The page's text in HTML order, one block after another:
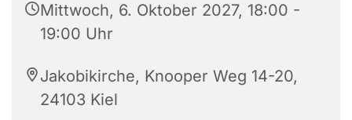
Mittwoch, 6. Oktober 2027, 18:00 -
19:00 Uhr
Jakobikirche, Knooper Weg 14-20,
24103 Kiel